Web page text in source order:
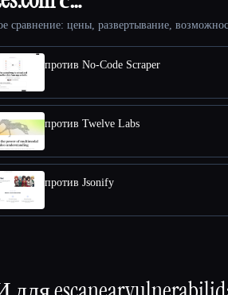
сравнение: цены, развертывание,
против No-Code Scraper
против Twelve Labs
против Jsonify